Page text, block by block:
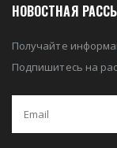
НОВОСТНАЯ
Получайте
Подпишитесь на